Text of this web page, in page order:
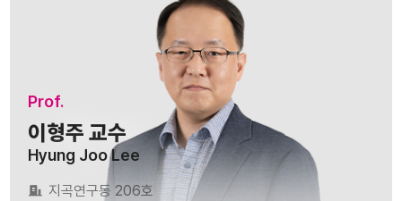
Prof.
이형주 교수
Hyung Joo Lee
지곡연구동 206호